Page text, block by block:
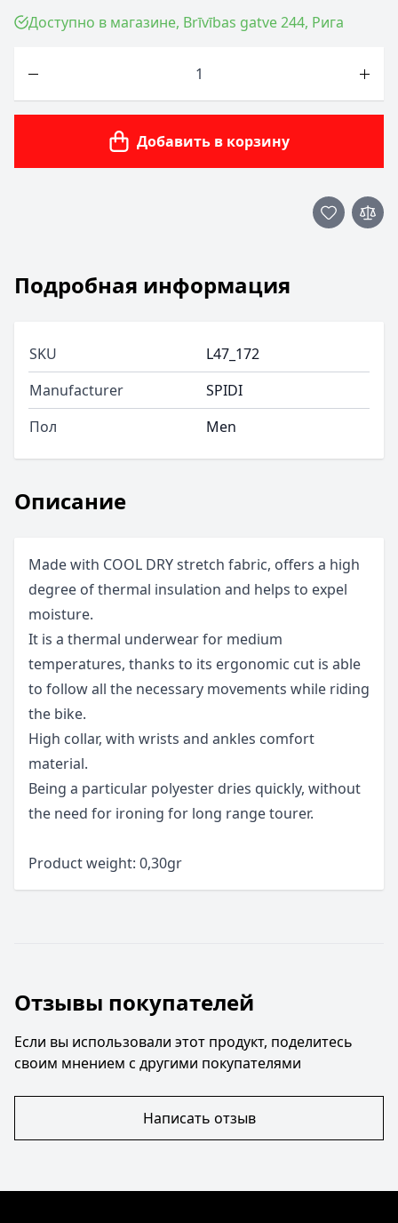
Доступно в магазине, Brīvības gatve 244, Рига
Добавить в корзину
Описание
Made with COOL DRY stretch fabric, offers a high
degree of thermal insulation and helps to expel
moisture.
It is a thermal underwear for medium
temperatures, thanks to its ergonomic cut is able
to follow all the necessary movements while riding
the bike.
High collar, with wrists and ankles comfort
material.
Being a particular polyester dries quickly, without
the need for ironing for long range tourer.
Product weight: 0,30gr
Подробная информация
SKU
L47_172
Manufacturer
SPIDI
Пол
Men
Отзывы покупателей
Если вы использовали этот продукт, поделитесь
своим мнением с другими покупателями
Написать отзыв